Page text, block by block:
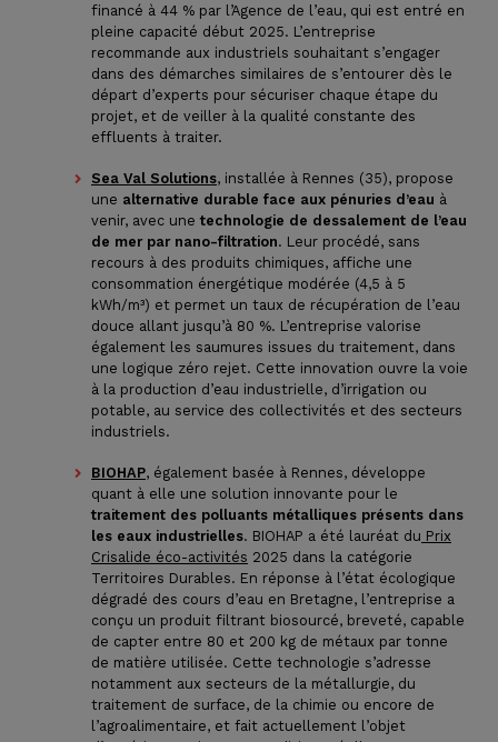
financé à 44 % par l’Agence de l’eau, qui est entré en
pleine capacité début 2025. L’entreprise
recommande aux industriels souhaitant s’engager
dans des démarches similaires de s’entourer dès le
départ d’experts pour sécuriser chaque étape du
projet, et de veiller à la qualité constante des
effluents à traiter.
Sea Val Solutions, installée à Rennes (35), propose
une alternative durable face aux pénuries d’eau à
venir, avec unetechnologie de dessalement de l’eau
de mer par nano-filtration. Leur procédé, sans
recours à des produits chimiques, affiche une
consommation énergétique modérée (4,5 à 5
kWh/m³) et permet un taux de récupération de l’eau
douce allant jusqu’à 80 %. L’entreprise valorise
également les saumures issues du traitement, dans
une logique zéro rejet. Cette innovation ouvre la voie
à la production d’eau industrielle, d’irrigation ou
potable, au service des collectivités et des secteurs
industriels.
BIOHAP, également basée à Rennes, développe
quant à elle une solution innovante pour le
traitement des polluants métalliques présents dans
les eaux industrielles. BIOHAP a été lauréat du Prix
Crisalide éco-activités 2025 dans la catégorie
Territoires Durables. En réponse à l’état écologique
dégradé des cours d’eau en Bretagne, l’entreprise a
conçu un produit filtrant biosourcé, breveté, capable
de capter entre 80 et 200 kg de métaux par tonne
de matière utilisée. Cette technologie s’adresse
notamment aux secteurs de la métallurgie, du
traitement de surface, de la chimie ou encore de
l’agroalimentaire, et fait actuellement l’objet